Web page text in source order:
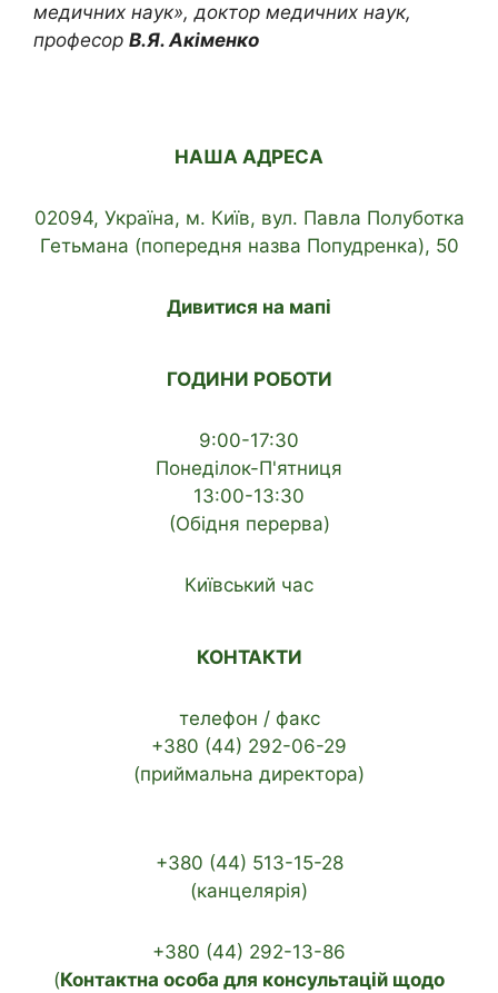
медичних наук», доктор медичних наук,
професор В.Я. Акіменко
НАША АДРЕСА
02094, Україна, м. Київ, вул. Павла Полуботка
Гетьмана (попередня назва Попудренка), 50
Дивитися на мапі
ГОДИНИ РОБОТИ
9:00-17:30
Понеділок-П'ятниця
13:00-13:30
(Обідня перерва)
Київський час
КОНТАКТИ
телефон / факс
+380 (44) 292-06-29
(приймальна директора)
+380 (44) 513-15-28
(канцелярія)
+380 (44) 292-13-86
(Контактна особа для консультацій щодо